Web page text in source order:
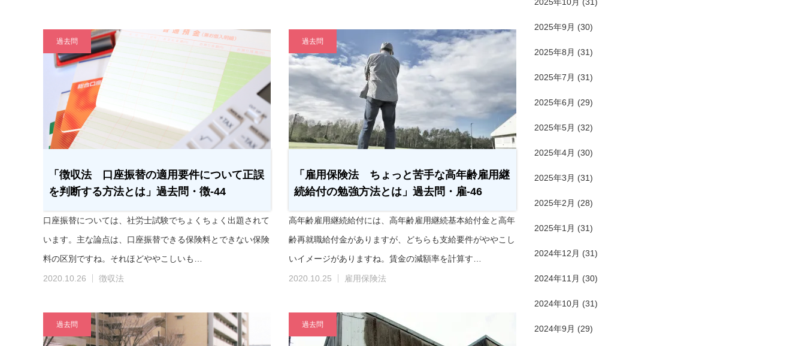
過去問
「徴収法 口座振替の適用要件について正誤
を判断する方法とは」過去問・徴-44
口座振替については、社労士試験でちょくちょく出題されて
います。主な論点は、口座振替できる保険料とできない保険
料の区別ですね。それほどややこしいも…
2020.10.26 徴収法
過去問
「雇用保険法 ちょっと苦手な高年齢雇用継
続給付の勉強方法とは」過去問・雇-46
高年齢雇用継続給付には、高年齢雇用継続基本給付金と高年
齢再就職給付金がありますが、どちらも支給要件がややこし
いイメージがありますね。賃金の減額率を計算す…
2020.10.25 雇用保険法
過去問 過去問
2025年9月 (30)
2025年8月 (31)
2025年7月 (31)
2025年6月 (29)
2025年5月 (32)
2025年4月 (30)
2025年3月 (31)
2025年2月 (28)
2025年1月 (31)
2024年12月 (31)
2024年11月 (30)
2024年10月 (31)
2024年9月 (29)